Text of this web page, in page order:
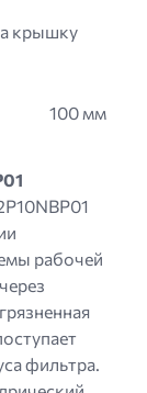
крышку
100 мм
рабочей
фильтра.